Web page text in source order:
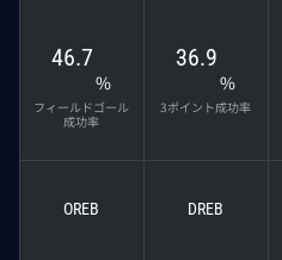
46.7
%
フィールドゴール
成功率
36.9
%
3ポイント成功率
OREB DREB